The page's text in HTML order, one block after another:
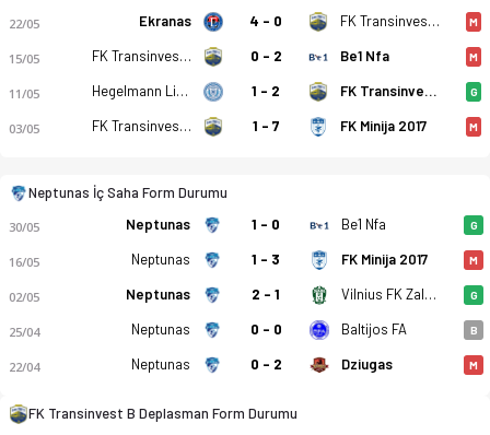
FC Neptunas Klaipeda - FK Transinvest B 3-0 bitti. Gol
22/05 Ekranas 4 - 0 FK Transinvest B M
15/05 FK Transinvest B 0 - 2 Be1 Nfa M
11/05 Hegelmann Litauen B 1 - 2 FK Transinvest B G
03/05 FK Transinvest B 1 - 7 FK Minija 2017 M
Neptunas İç Saha Form Durumu
30/05 Neptunas 1 - 0 Be1 Nfa G
16/05 Neptunas 1 - 3 FK Minija 2017 M
02/05 Neptunas 2 - 1 Vilnius FK Zalgiris B G
25/04 Neptunas 0 - 0 Baltijos FA B
22/04 Neptunas 0 - 2 Dziugas M
FK Transinvest B Deplasman Form Durumu